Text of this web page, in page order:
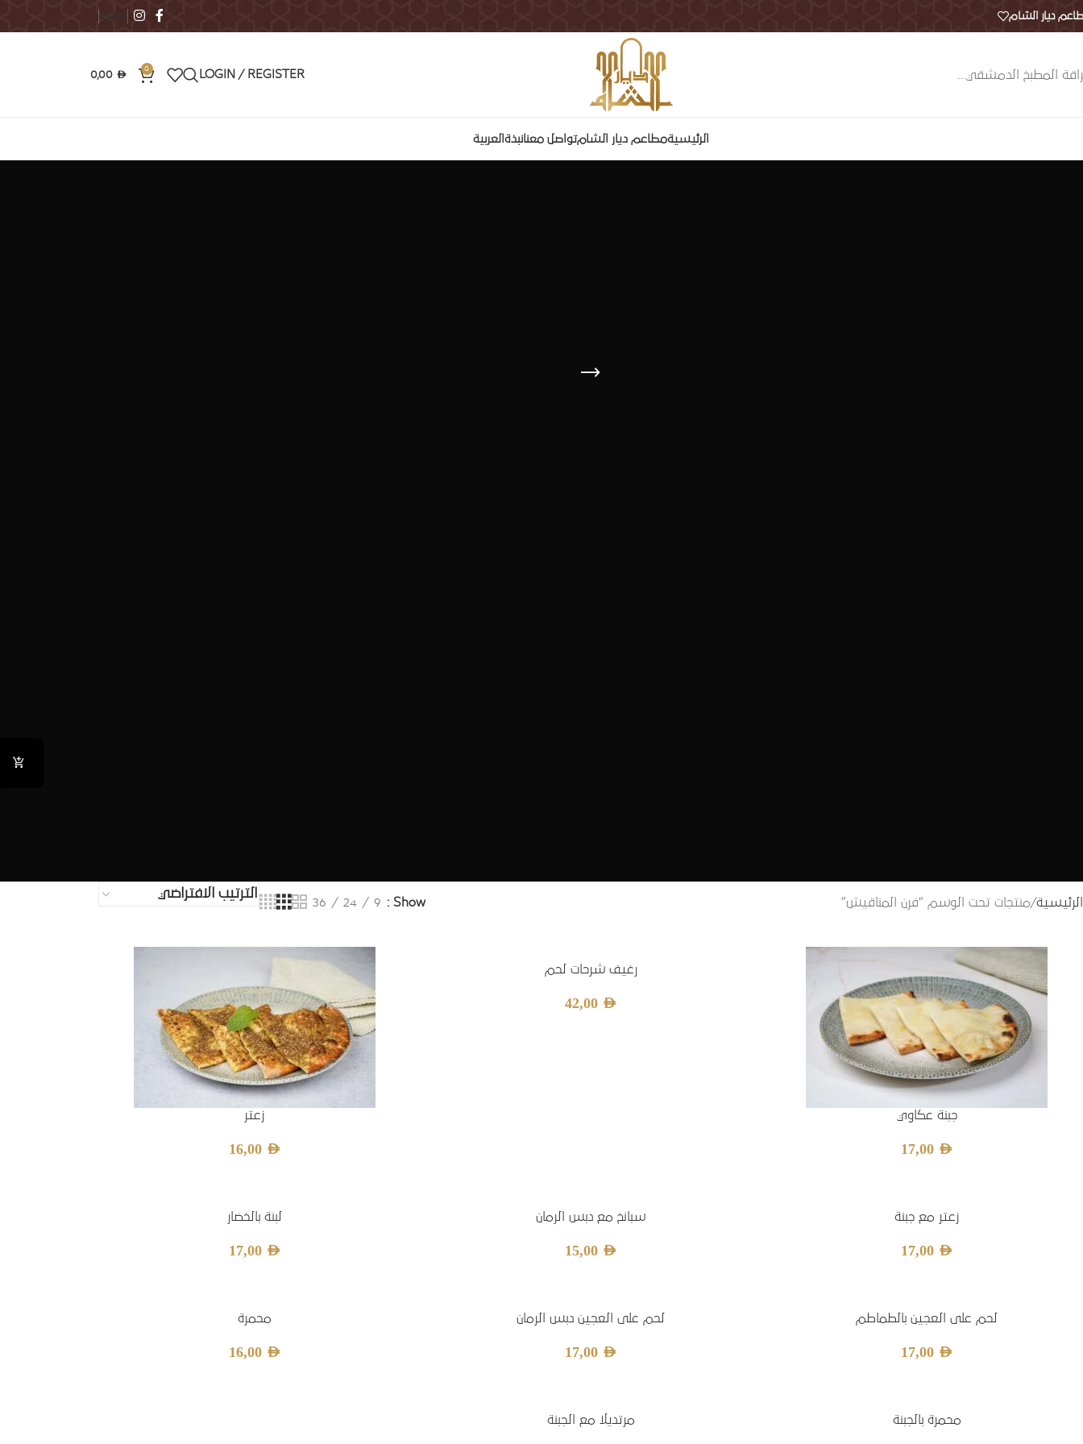
ديار الشام العربية
المطبخ الدمشقي… LOGIN / REGISTER
0
0,00 AED
الرئيسيةمطاعم ديار الشامتواصل معنانبذة العربية
الرئيسية منتجات تحت الوسم “فرن المناقيش” Show
9
24
36
جبنة عكاوي
17,00 AED
رغيف شرحات لحم
42,00 AED
زعتر
16,00 AED
زعتر مع جبنة
17,00 AED
سبانخ مع دبس الرمان
15,00 AED
لبنة بالخضار
17,00 AED
لحم على العجين بالطماطم
17,00 AED
لحم على العجين دبس الرمان
17,00 AED
محمرة
16,00 AED
محمرة بالجبنة مرتديلا مع الجبنة